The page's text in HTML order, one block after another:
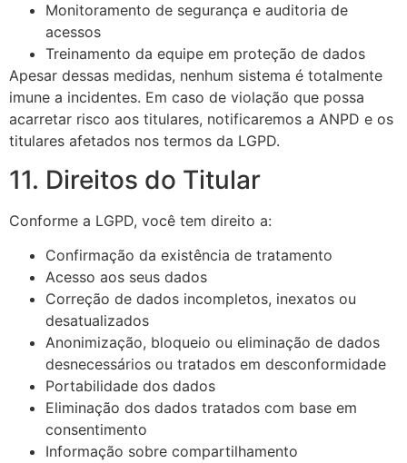
Monitoramento de segurança e auditoria de
acessos
Treinamento da equipe em proteção de dados
Apesar dessas medidas, nenhum sistema é totalmente
imune a incidentes. Em caso de violação que possa
acarretar risco aos titulares, notificaremos a ANPD e os
titulares afetados nos termos da LGPD.
11. Direitos do Titular
Conforme a LGPD, você tem direito a:
Confirmação da existência de tratamento
Acesso aos seus dados
Correção de dados incompletos, inexatos ou
desatualizados
Anonimização, bloqueio ou eliminação de dados
desnecessários ou tratados em desconformidade
Portabilidade dos dados
Eliminação dos dados tratados com base em
consentimento
Informação sobre compartilhamento